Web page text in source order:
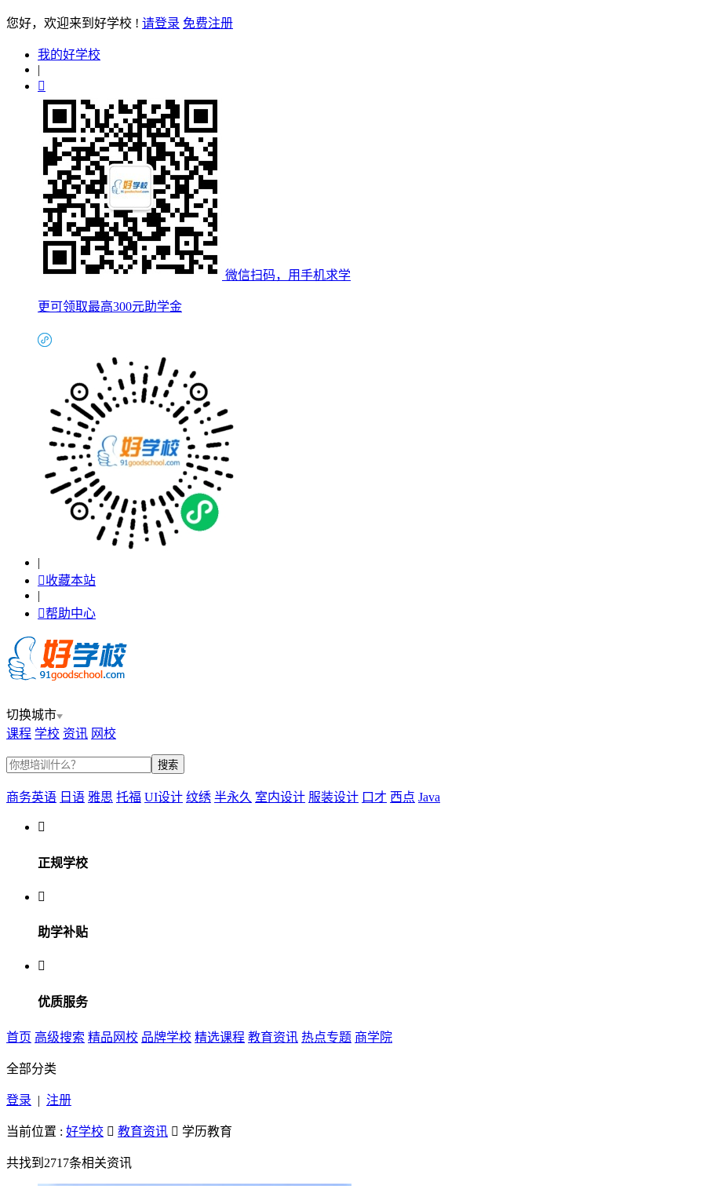
您好，欢迎来到好学校 ! 请登录 免费注册
我的好学校
|

微信扫码，用手机求学
更可领取最高300元助学金
|
收藏本站
|
帮助中心
切换城市
课程 学校 资讯 网校
商务英语 日语 雅思 托福 UI设计 纹绣 半永久 室内设计 服装设计 口才 西点 Java

正规学校

助学补贴

优质服务
首页 高级搜索 精品网校 品牌学校 精选课程 教育资讯 热点专题 商学院
全部分类
登录 | 注册
当前位置 : 好学校  教育资讯  学历教育
共找到 2717条相关资讯